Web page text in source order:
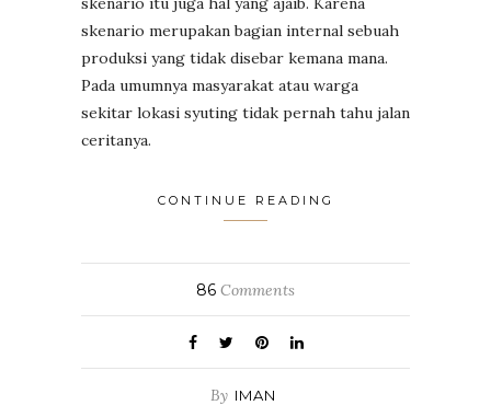
skenario merupakan bagian internal sebuah
produksi yang tidak disebar kemana mana.
Pada umumnya masyarakat atau warga
sekitar lokasi syuting tidak pernah tahu jalan
ceritanya.
CONTINUE READING
86 Comments
By IMAN